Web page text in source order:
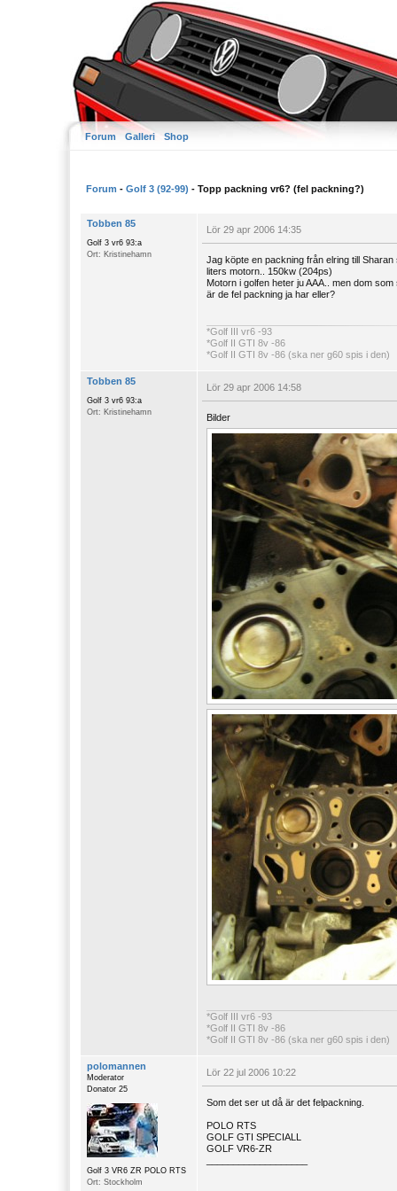
Forum Galleri Shop
Forum - Golf 3 (92-99) - Topp packning vr6? (fel packning?)
Tobben 85
Golf 3 vr6 93:a
Ort: Kristinehamn
Lör 29 apr 2006 14:35
Jag köpte en packning från elring till
liters motorn.. 150kw (204ps)
Motorn i golfen heter ju AAA.. men dom
är de fel packning ja har eller?
*Golf III vr6 -93
*Golf II GTI 8v -86
*Golf II GTI 8v -86 (ska ner g60 spis i den)
Tobben 85
Golf 3 vr6 93:a
Ort: Kristinehamn
Lör 29 apr 2006 14:58
Bilder
*Golf III vr6 -93
*Golf II GTI 8v -86
*Golf II GTI 8v -86 (ska ner g60 spis i den)
polomannen
Moderator
Donator 25
Golf 3 VR6 ZR POLO RTS
Ort: Stockholm
Lör 22 jul 2006 10:22
Som det ser ut då är det felpackning.
POLO RTS
GOLF GTI SPECIALL
GOLF VR6-ZR